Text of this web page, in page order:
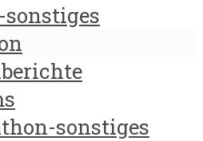
sonstiges
sonstiges